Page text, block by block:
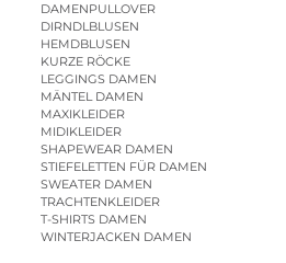
DAMENPULLOVER
DIRNDLBLUSEN
HEMDBLUSEN
KURZE RÖCKE
LEGGINGS DAMEN
MÄNTEL DAMEN
MAXIKLEIDER
MIDIKLEIDER
SHAPEWEAR DAMEN
STIEFELETTEN FÜR DAMEN
SWEATER DAMEN
TRACHTENKLEIDER
T-SHIRTS DAMEN
WINTERJACKEN DAMEN